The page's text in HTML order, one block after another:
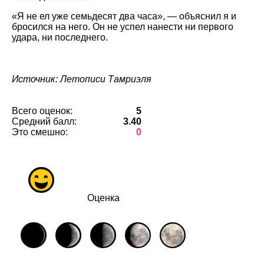
«Я не ел уже семьдесят два часа», — объяснил я и
бросился на него. Он не успел нанести ни первого
удара, ни последнего.
Источник: Летописи Тамриэля
Всего оценок:
5
Средний балл:
3.40
Это смешно:
0
Оценка